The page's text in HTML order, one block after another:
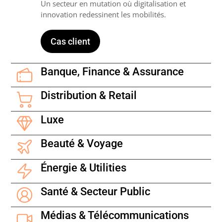
Un secteur en mutation où digitalisation et
innovation redessinent les mobilités.
Cas client
Banque, Finance & Assurance
Distribution & Retail
Luxe
Beauté & Voyage
Énergie & Utilities
Santé & Secteur Public
Médias & Télécommunications